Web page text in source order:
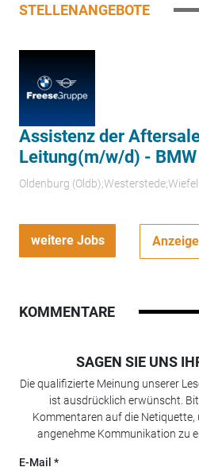
STELLENANGEBOTE
Assistenz der
Leitung(m/w/d) - BMW
Oldenburg
weitere Jobs
KOMMENTARE
SAGEN SIE UNS
Die qualifizierte Meinung unserer
ist ausdrücklich erwünscht.
Kommentaren auf die Netiquette,
angenehme Kommunikation zu
E-Mail